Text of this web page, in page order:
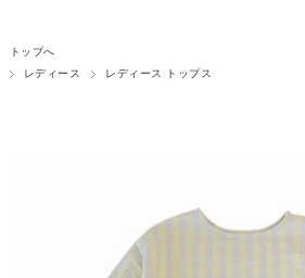
トップへ
レディース
レディース トップス